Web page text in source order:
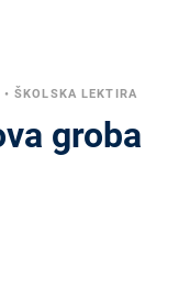
•ŠKOLSKA LEKTIRA
groba